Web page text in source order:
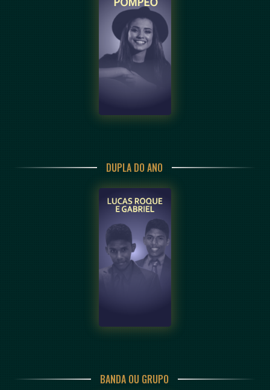
DUPLA DO ANO
BANDA OU GRUPO